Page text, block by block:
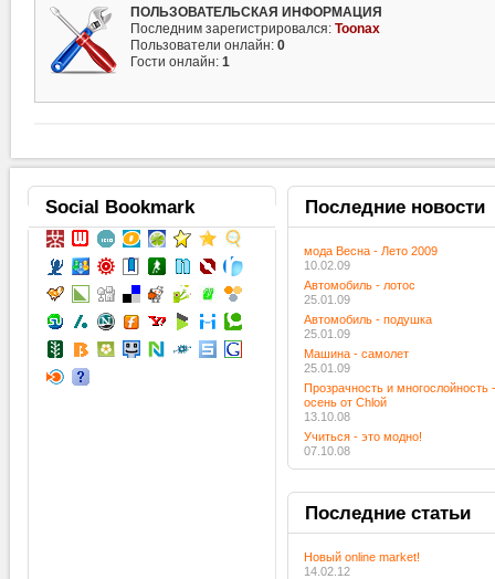
ПОЛЬЗОВАТЕЛЬСКАЯ ИНФОРМАЦИЯ
Последним зарегистрировался: Toonax
Пользователи онлайн: 0
Гости онлайн: 1
Social Bookmark Последниеновости
мода Весна - Лето 2009
10.02.09
Автомобиль - лотос
25.01.09
Автомобиль - подушка
25.01.09
Машина - самолет
25.01.09
Прозрачность и многослойность -
осень от Chloй
13.10.08
Учиться - это модно!
07.10.08
Последниестатьи
Новый online market!
14.02.12